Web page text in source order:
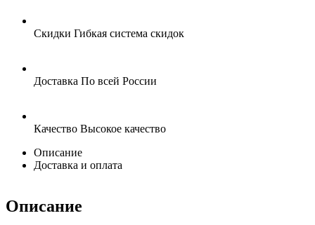
Скидки Гибкая система скидок
Доставка По всей России
Качество Высокое качество
Описание
Доставка и оплата
Описание